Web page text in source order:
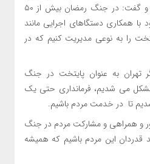
در جنگ رمضان قدردانی کرد و گفت: در جنگ رمضان بیش از ۵۰
با همکاری دستگاهای اجرایی مانند
را به نوعی مدیریت کنیم که در
تهران به عنوان پایتخت در جنگ
می شدیم، فرمانداری حتی یک
تا در خدمت مردم باشیم.
و همراهی و مشارکت مردم در جنگ
قدردان این مردم باشیم که همیشه